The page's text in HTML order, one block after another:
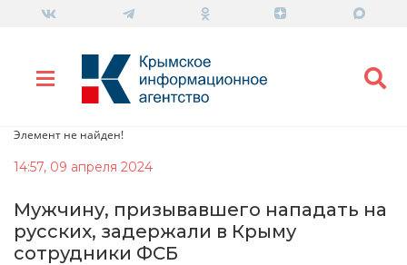
Элемент не найден!
14:57, 09 апреля 2024
Мужчину, призывавшего нападать на
русских, задержали в Крыму
сотрудники ФСБ